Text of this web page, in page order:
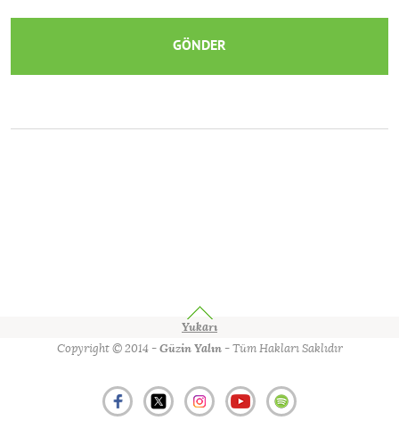
Yukarı
Copyright © 2014 -Güzin Yalın- Tüm Hakları Saklıdır